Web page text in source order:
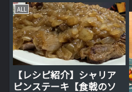
ALL
【レシピ紹介】シャリア
ピンステーキ【食戟のソ